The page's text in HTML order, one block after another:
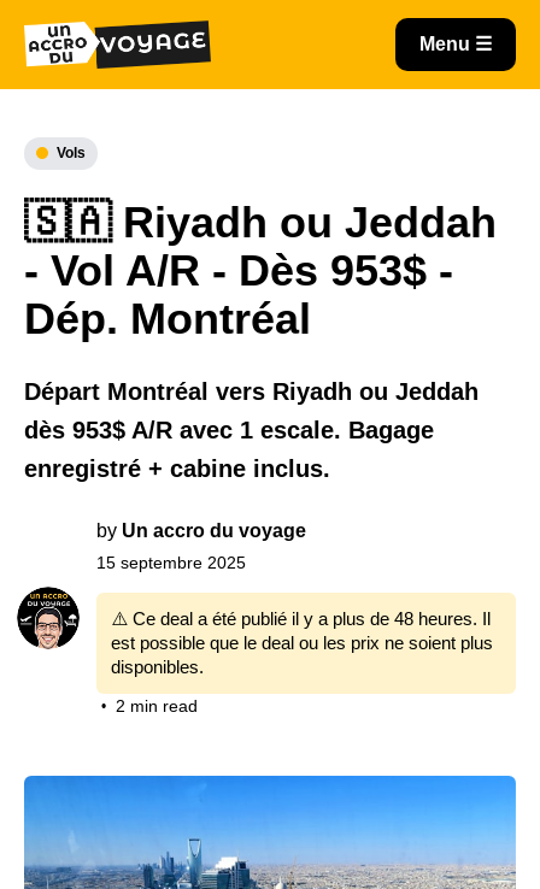
Vols
🇸🇦 Riyadh ou Jeddah
- Vol A/R - Dès 953$ -
Dép. Montréal
Départ Montréal vers Riyadh ou Jeddah
dès 953$ A/R avec 1 escale. Bagage
enregistré + cabine inclus.
by Un accro du voyage
15 septembre 2025
⚠️ Ce deal a été publié il y a plus de 48 heures. Il
est possible que le deal ou les prix ne soient plus
disponibles.
• 2 min read